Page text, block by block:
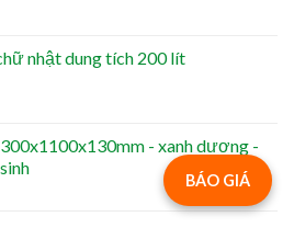
nhật dung tích 200 lít
- xanh dương -
BÁO GIÁ